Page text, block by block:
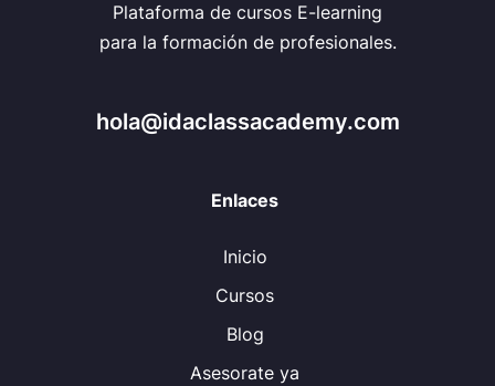
Plataforma de cursos E-learning
para la formación de profesionales.
hola@idaclassacademy.com
Enlaces
Inicio
Cursos
Blog
Asesorate ya